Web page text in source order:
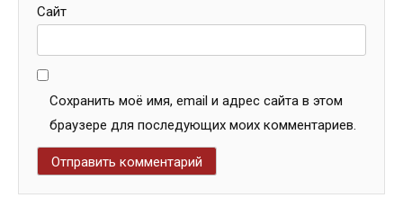
Сайт
Сохранить моё имя, email и адрес сайта в этом
браузере для последующих моих комментариев.